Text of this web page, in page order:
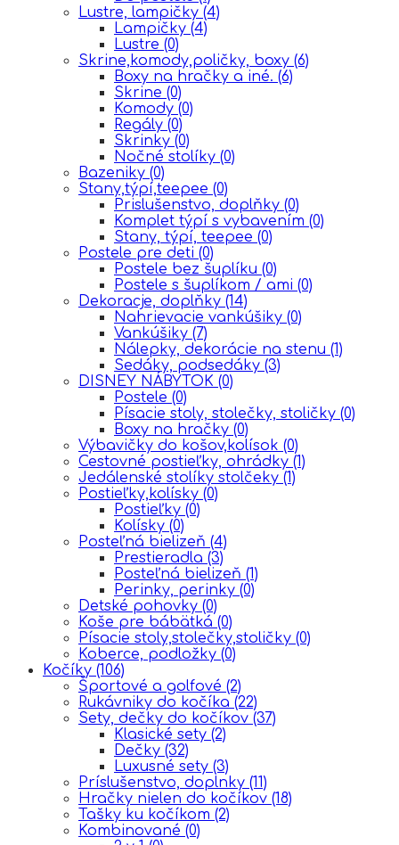
Lustre, lampičky (4)
Lampičky (4)
Lustre (0)
Skrine,komody,poličky, boxy (6)
Boxy na hračky a iné. (6)
Skrine (0)
Komody (0)
Regály (0)
Skrinky (0)
Nočné stolíky (0)
Bazeniky (0)
Stany,týpí,teepee (0)
Prislušenstvo, doplňky (0)
Komplet týpí s vybavením (0)
Stany, týpí, teepee (0)
Postele pre deti (0)
Postele bez šuplíku (0)
Postele s šuplíkom / ami (0)
Dekoracje, doplňky (14)
Nahrievacie vankúšiky (0)
Vankúšiky (7)
Nálepky, dekorácie na stenu (1)
Sedáky, podsedáky (3)
DISNEY NÁBYTOK (0)
Postele (0)
Písacie stoly, stolečky, stoličky (0)
Boxy na hračky (0)
Výbavičky do košov,kolísok (0)
Cestovné postieľky, ohrádky (1)
Jedálenské stolíky stolčeky (1)
Postieľky,kolísky (0)
Postieľky (0)
Kolísky (0)
Posteľná bielizeň (4)
Prestieradla (3)
Posteľná bielizeň (1)
Perinky, perinky (0)
Detské pohovky (0)
Koše pre bábätká (0)
Písacie stoly,stolečky,stoličky (0)
Koberce, podložky (0)
Kočíky (106)
Športové a golfové (2)
Rukávniky do kočíka (22)
Sety, dečky do kočíkov (37)
Klasické sety (2)
Dečky (32)
Luxusné sety (3)
Príslušenstvo, doplnky (11)
Hračky nielen do kočíkov (18)
Tašky ku kočíkom (2)
Kombinované (0)